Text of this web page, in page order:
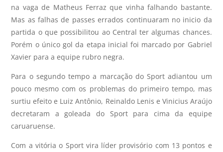
na vaga de Matheus Ferraz que vinha falhando bastante.
Mas as falhas de passes errados continuaram no inicio da
partida o que possibilitou ao Central ter algumas chances.
Porém o único gol da etapa inicial foi marcado por Gabriel
Xavier para a equipe rubro negra.
Para o segundo tempo a marcação do Sport adiantou um
pouco mesmo com os problemas do primeiro tempo, mas
surtiu efeito e Luiz Antônio, Reinaldo Lenis e Vinicius Araújo
decretaram a goleada do Sport para cima da equipe
caruaruense.
Com a vitória o Sport vira líder provisório com 13 pontos e